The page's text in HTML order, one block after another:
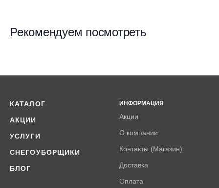
Рекомендуем посмотреть
КАТАЛОГ
АКЦИИ
УСЛУГИ
СНЕГОУБОРЩИКИ
БЛОГ
ИНФОРМАЦИЯ
Акции
О компании
Контакты (Магазин)
Доставка
Оплата